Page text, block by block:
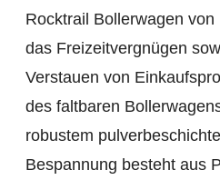
Rocktrail Bollerwagen
das Freizeitvergnügen
Verstauen von
des faltbaren
robustem
Bespannung besteht aus